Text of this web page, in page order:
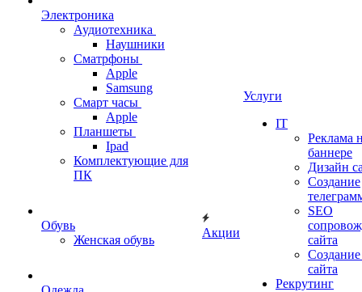
Электроника
Аудиотехника
Наушники
Сматрфоны
Apple
Samsung
Смарт часы
Apple
Планшеты
Ipad
Комплектующие для
ПК
Обувь
Женская обувь
Акции
Услуги
IT
Реклама
баннере
Дизайн
Создание
SEO
сайта
сайта
Рекрутинг